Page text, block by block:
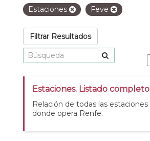
Estaciones
Feve
Filtrar Resultados
Estaciones. Listado completo
Relación de todas las estaciones
donde opera Renfe.